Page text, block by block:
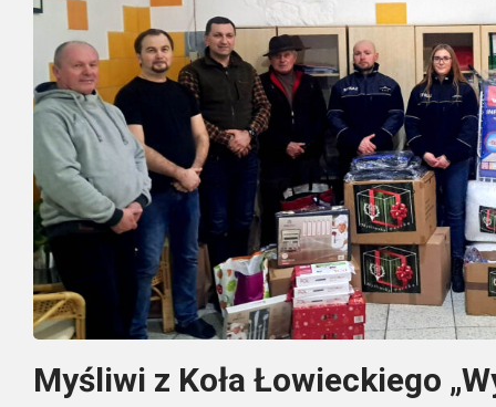
Myśliwi z Koła Łowieckiego